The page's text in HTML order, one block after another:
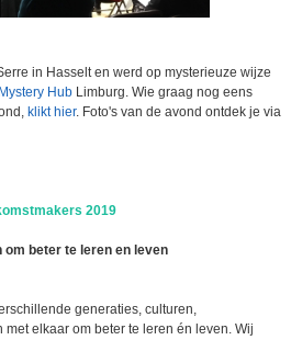
in Hasselt en werd op mysterieuze wijze
Mystery HubLimburg. Wie graag nog eens
klikt hier. Foto's van de avond ontdek je via
2019
om beter te leren en leven
generaties, culturen,
elkaar om beter te leren én leven. Wij